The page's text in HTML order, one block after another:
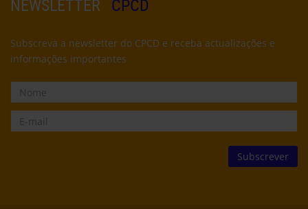
NEWSLETTER CPCD
Subscreva a newsletter do CPCD e receba actualizações e
informações importantes